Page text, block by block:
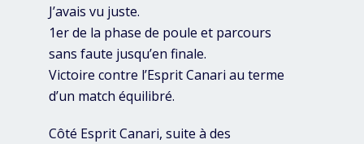
J’avais vu juste.
1er de la phase de poule et parcours
sans faute jusqu’en finale.
Victoire contre l’Esprit Canari au terme
d’un match équilibré.
Côté Esprit Canari, suite à des